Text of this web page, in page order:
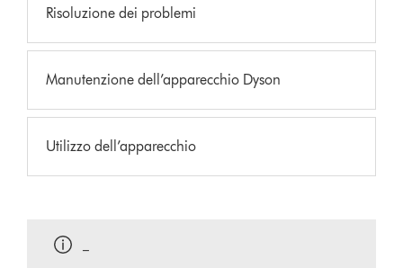
Risoluzione dei problemi
Manutenzione dell’apparecchio Dyson
Utilizzo dell’apparecchio